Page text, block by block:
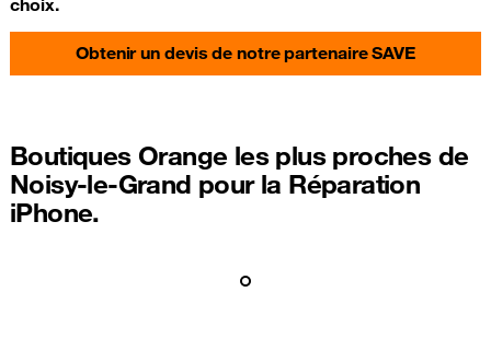
Obtenir un devis de notre partenaire SAVE
Boutiques Orange les plus proches de
Noisy-le-Grand pour la Réparation
iPhone.